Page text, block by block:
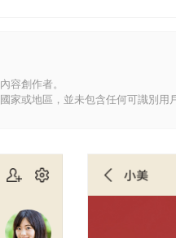
容創作者。
家或地區，並未包含任何可識別用